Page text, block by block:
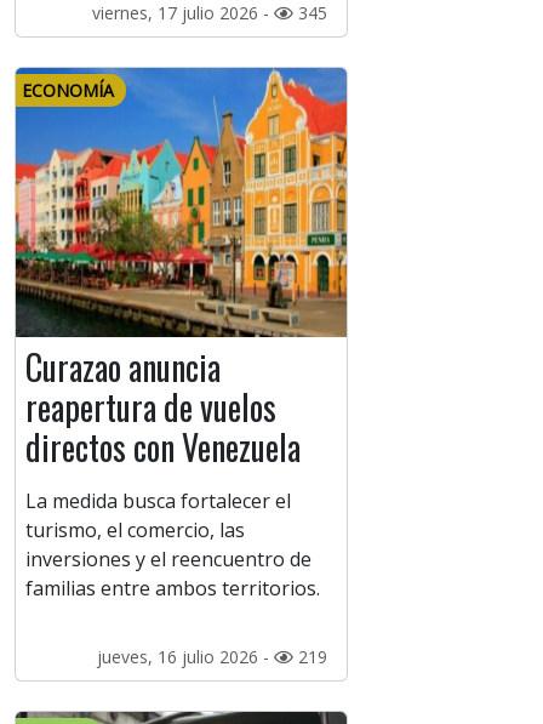
viernes, 17 julio 2026 - 345
ECONOMÍA
Curazao anuncia
reapertura de vuelos
directos con Venezuela
La medida busca fortalecer el
turismo, el comercio, las
inversiones y el reencuentro de
familias entre ambos territorios.
jueves, 16 julio 2026 - 219